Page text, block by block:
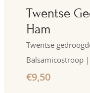
Twentse
Ham
Twentse
Balsamicostroop
€9,50